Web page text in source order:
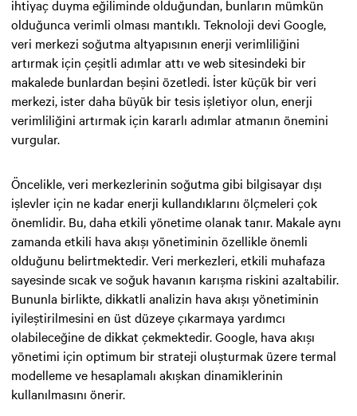
ihtiyaç duyma eğiliminde olduğundan, bunların mümkün
olduğunca verimli olması mantıklı. Teknoloji devi Google,
veri merkezi soğutma altyapısının enerji verimliliğini
artırmak için çeşitli adımlar attı ve web sitesindeki bir
makalede bunlardan beşini özetledi. İster küçük bir veri
merkezi, ister daha büyük bir tesis işletiyor olun, enerji
verimliliğini artırmak için kararlı adımlar atmanın önemini
vurgular.
Öncelikle, veri merkezlerinin soğutma gibi bilgisayar dışı
işlevler için ne kadar enerji kullandıklarını ölçmeleri çok
önemlidir. Bu, daha etkili yönetime olanak tanır. Makale aynı
zamanda etkili hava akışı yönetiminin özellikle önemli
olduğunu belirtmektedir. Veri merkezleri, etkili muhafaza
sayesinde sıcak ve soğuk havanın karışma riskini azaltabilir.
Bununla birlikte, dikkatli analizin hava akışı yönetiminin
iyileştirilmesini en üst düzeye çıkarmaya yardımcı
olabileceğine de dikkat çekmektedir. Google, hava akışı
yönetimi için optimum bir strateji oluşturmak üzere termal
modelleme ve hesaplamalı akışkan dinamiklerinin
kullanılmasını önerir.